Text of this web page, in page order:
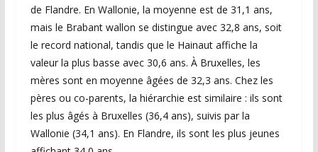
de Flandre. En Wallonie, la moyenne est de 31,1 ans,
mais le Brabant wallon se distingue avec 32,8 ans, soit
le record national, tandis que le Hainaut affiche la
valeur la plus basse avec 30,6 ans. À Bruxelles, les
mères sont en moyenne âgées de 32,3 ans. Chez les
pères ou co-parents, la hiérarchie est similaire : ils sont
les plus âgés à Bruxelles (36,4 ans), suivis par la
Wallonie (34,1 ans). En Flandre, ils sont les plus jeunes